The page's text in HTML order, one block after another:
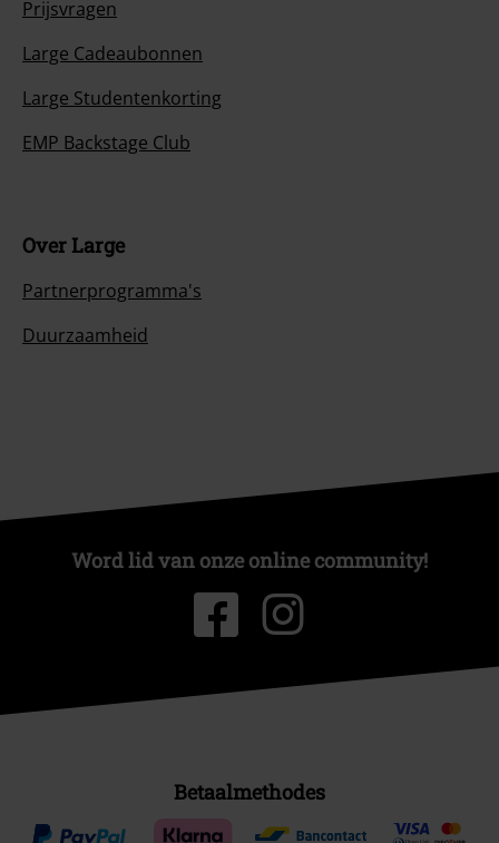
Prijsvragen
Large Cadeaubonnen
Large Studentenkorting
EMP Backstage Club
Over Large
Partnerprogramma's
Duurzaamheid
Word lid van onze online community!
Betaalmethodes